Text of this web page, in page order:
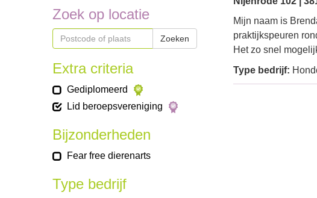
Zoek op locatie
Zoeken
Extra criteria
Gediplomeerd
Lid beroepsvereniging
Bijzonderheden
Fear free dierenarts
Type bedrijf
Mijn naam is
praktijkspeuren
Het zo snel
Type bedrijf: